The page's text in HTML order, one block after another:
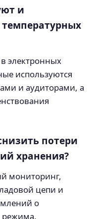
и
электронных
используются
и аудиторами, а
потери
хранения?
мониторинг,
цепи и
о
режима.